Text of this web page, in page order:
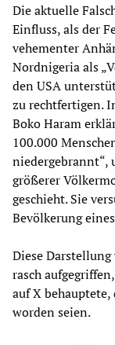
Die aktuelle
Einfluss, als der
vehementer
Nordnigeria als
den USA
zu rechtfertigen.
Boko Haram
100.000
niedergebrannt“,
größerer
geschieht. Sie
Bevölkerung
Diese
rasch
auf X behauptete,
worden seien.